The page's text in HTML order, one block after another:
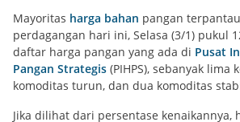
Mayoritas harga bahan pangan
perdagangan hari ini, Selasa (3/1) pukul
daftar harga pangan yang ada di Pusat
Pangan Strategis (PIHPS), sebanyak lima
komoditas turun, dan dua komoditas
Jika dilihat dari persentase kenaikannya,